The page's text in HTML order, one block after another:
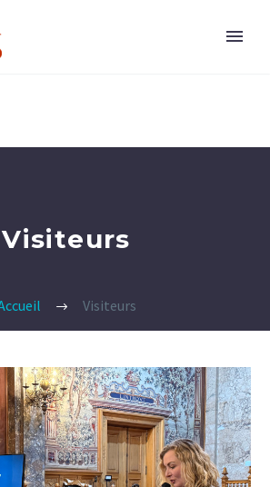
Visiteurs
Visiteurs